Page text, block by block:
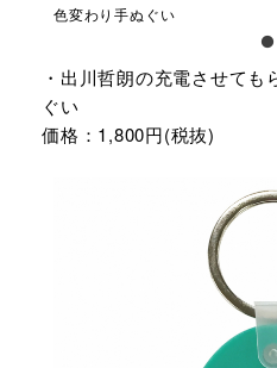
色変わり手ぬぐい
・出川哲朗の充電させて
ぐい
価格：1,800円(税抜)